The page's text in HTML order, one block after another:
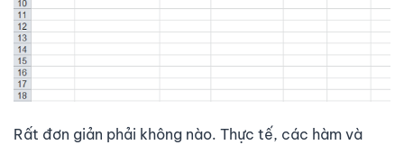
Rất đơn giản phải không nào. Thực tế, các hàm và